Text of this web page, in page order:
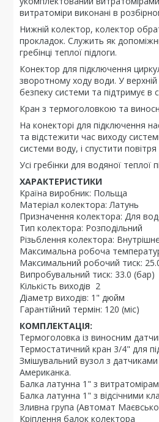
витратоміри виконані в
Нижній колектор, колектор
прокладок. Служить як
гребінці теплої підлоги.
Конектор для підключення
зворотному ходу води. У
безпеку системи та підтримує в
Кран з термоголовкою та
На конекторі для підключення
та відстежити час виходу
системи воду, і спустити
Усі гребінки для водяної
ХАРАКТЕРИСТИКИ
Країна виробник: Польща
Матеріал колектора: Латунь
Призначення колектора: Для
Тип колектора: Розподільний
Різьблення колектора: Внутрішнє
Максимальна робоча
Максимальний робочий тиск:
Випробувальний тиск: 33.0 (бар)
Кількість виходів 2
Діаметр виходів: 1" дюйм
Гарантійний термін: 120 (міс)
КОМПЛЕКТАЦІЯ:
Термоголовка із виносним
Термостатичний кран 3/4" для
Змішувальний вузол з
Американка.
Балка латунна 1" з
Балка латунна 1" з відсічними
Зливна група (Автомат
Кріплення балок колектора